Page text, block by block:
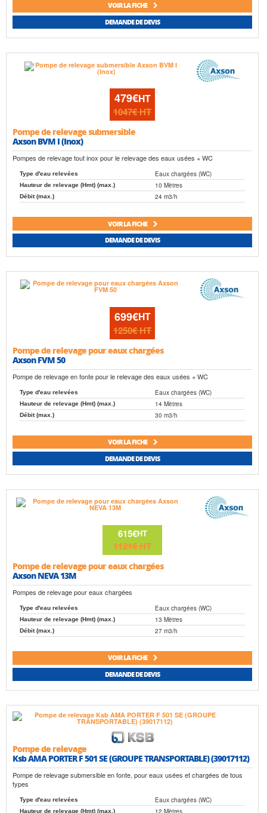
VOIR LA FICHE
DEMANDE DE DEVIS
479€HT
1047€HT
Pompe de relevage submersible
Axson BVM I (Inox)
Pompes de relevage tout inox pour le relevage des eaux usées + WC
Type d'eau relevées Eaux chargées (WC)
Hauteur de relevage (Hmt) (max.) 10 Mètres
Débit (max.) 24 m3/h
VOIR LA FICHE
DEMANDE DE DEVIS
699€HT
1250€HT
Pompe de relevage pour eaux chargées
Axson FVM 50
Pompe de relevage en fonte pour le relevage des eaux usées + WC
Type d'eau relevées Eaux chargées (WC)
Hauteur de relevage (Hmt) (max.) 14 Mètres
Débit (max.) 30 m3/h
VOIR LA FICHE
DEMANDE DE DEVIS
615€HT
1121€HT
Pompe de relevage pour eaux chargées
Axson NEVA 13M
Pompes de relevage pour eaux chargées
Type d'eau relevées Eaux chargées (WC)
Hauteur de relevage (Hmt) (max.) 13 Mètres
Débit (max.) 27 m3/h
VOIR LA FICHE
DEMANDE DE DEVIS
Pompe de relevage
Ksb AMA PORTER F 501 SE (GROUPE TRANSPORTABLE) (39017112)
Pompe de relevage submersible en fonte, pour eaux usées et chargées de tous
types
Type d'eau relevées Eaux chargées (WC)
Hauteur de relevage (Hmt) (max.)